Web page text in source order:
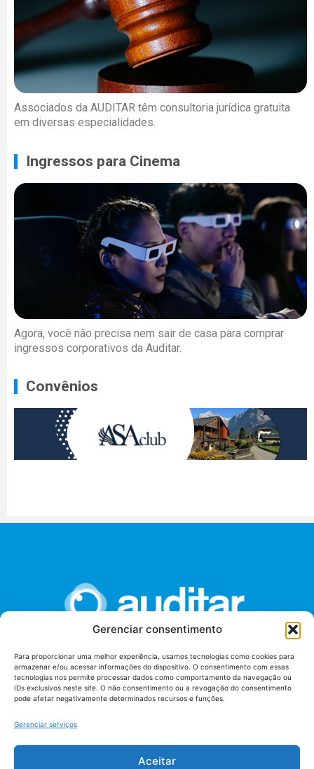
Gerenciar consentimento
Para proporcionar uma melhor experiência, usamos tecnologias como cookies para
armazenar e/ou acessar informações do dispositivo. O consentimento com essas
tecnologias nos permite processar dados como comportamento da navegação ou
IDs exclusivos neste site. O não consentimento ou a revogação do consentimento
pode afetar negativamente determinados recursos e funções.
Gerenciar serviços
Aceitar
Associados da AUDITAR têm consultoria jurídica gratuita
em diversas especialidades.
Ingressos para Cinema
Agora, você não precisa nem sair de casa para comprar
ingressos corporativos da Auditar.
Convênios
União dos Auditores Federais de Controle Externo -
AUDITAR
Setor de Administração Federal Sul (SAF/Sul), Qd. 04, Lt. 01
Tribunal de Contas da União (TCU), Subsolo, Sala S04